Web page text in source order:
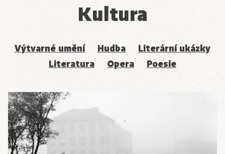
Kultura
Výtvarné umění Hudba
Literární ukázky
Literatura
Opera Poesie